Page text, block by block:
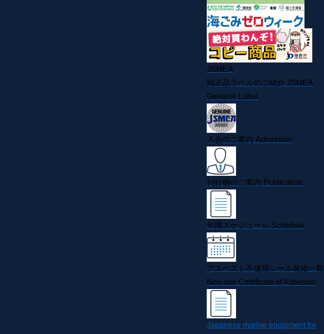
JSMEA
純正品ラベルのご紹介 JSMEA
Genuine Label
入会のご案内 Admission
刊行物のご案内 Publication
年間スケジュール Schedule
アスベスト不使用シール発給一覧
Non-use Certificate of Asbestos
Japanese marine equipment for